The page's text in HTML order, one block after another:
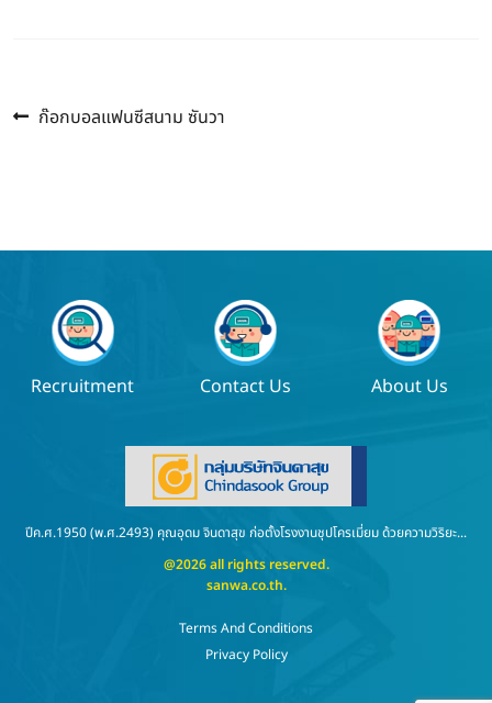
แนะแนว
Previous
ก๊อกบอลแฟนซีสนาม ซันวา
Recruitment Contact Us About Us
ปีค.ศ.1950 (พ.ศ.2493) คุณอุดม จินดาสุข ก่อตั้งโรงงานชุปโครเมี่ยม ด้วยความวิริยะ...
@2026 all rights reserved.
sanwa.co.th.
Terms And Conditions
Privacy Policy